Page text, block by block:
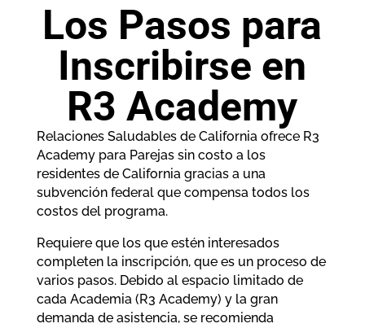
Los Pasos para
Inscribirse en
R3 Academy
Relaciones Saludables de California ofrece R3
Academy para Parejas sin costo a los
residentes de California gracias a una
subvención federal que compensa todos los
costos del programa.
Requiere que los que estén interesados
completen la inscripción, que es un proceso de
varios pasos. Debido al espacio limitado de
cada Academia (R3 Academy) y la gran
demanda de asistencia, se recomienda